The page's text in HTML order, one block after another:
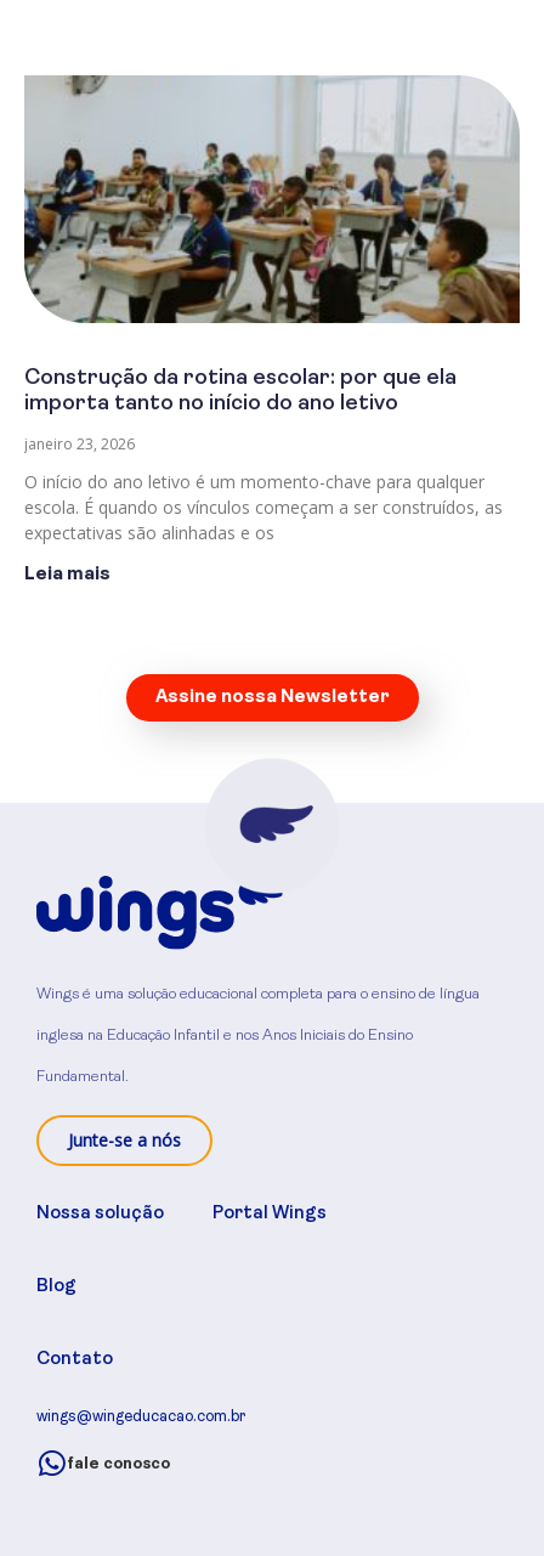
Construção da rotina escolar: por que ela
importa tanto no início do ano letivo
janeiro 23, 2026
O início do ano letivo é um momento-chave para qualquer
escola. É quando os vínculos começam a ser construídos, as
expectativas são alinhadas e os
Leia mais
Assine nossa Newsletter
Wings é uma solução educacional completa para o ensino de língua
inglesa na Educação Infantil e nos Anos Iniciais do Ensino
Fundamental.
Junte-se a nós
Nossa solução
Blog
Contato
Portal Wings
wings@wingeducacao.com.br
fale conosco